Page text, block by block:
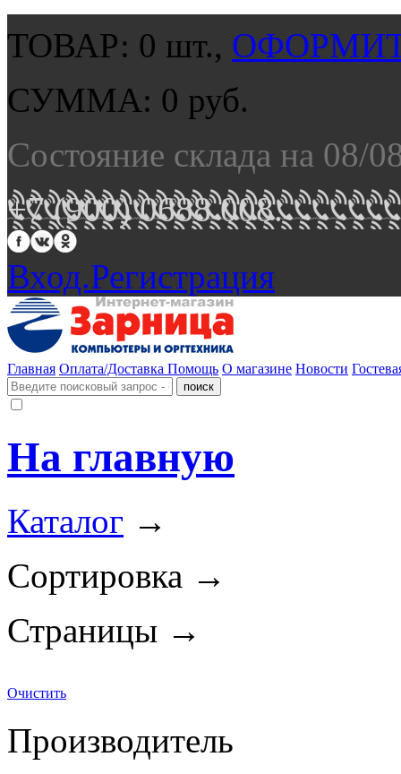
ТОВАР: 0 шт.,
СУММА: 0 руб.
Состояние склада на 08/
+7 (900) 0688 008.
Вход.Регистрация
Главная Оплата/Доставка Помощь О магазине Новости
На главную
Каталог →
Сортировка →
Страницы →
Очистить
Производитель